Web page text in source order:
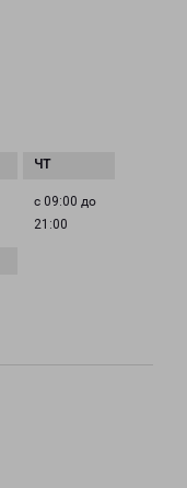
с 09:00 до
21:00